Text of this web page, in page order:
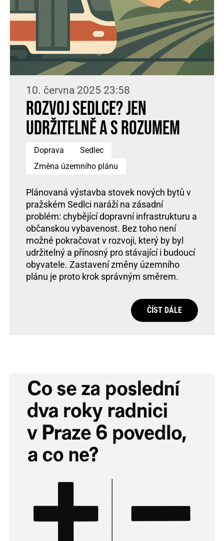
10. června 2025 23:58
Rozvoj Sedlce? Jen
udržitelně a s rozumem
Doprava
Sedlec
Změna územního plánu
Plánovaná výstavba stovek nových bytů v
pražském Sedlci naráží na zásadní
problém: chybějící dopravní infrastrukturu a
občanskou vybavenost. Bez toho není
možné pokračovat v rozvoji, který by byl
udržitelný a přínosný pro stávající i budoucí
obyvatele. Zastavení změny územního
plánu je proto krok správným směrem.
ČÍST DÁLE